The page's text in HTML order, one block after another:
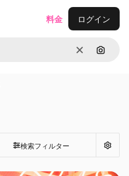
消去 画像で
料金 ログイン
検索フィルター